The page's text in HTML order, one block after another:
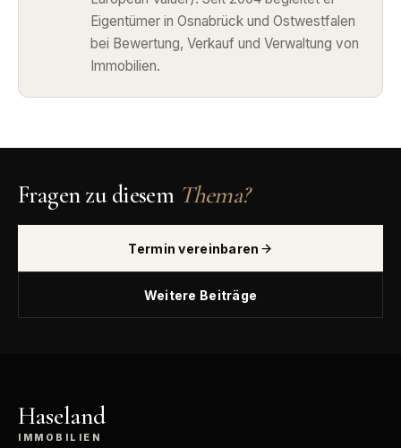
Eigentümer in Osnabrück und Ostwestfalen
bei Bewertung, Verkauf und Verwaltung von
Immobilien.
Fragen zu diesem Thema?
Termin vereinbaren
Weitere Beiträge
Haseland
IMMOBILIEN